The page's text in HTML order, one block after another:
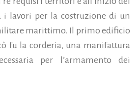
i lavori per la costruzione di un
marittimo. Il primo edificio
fu la corderia, una manifattura
per l’armamento dei